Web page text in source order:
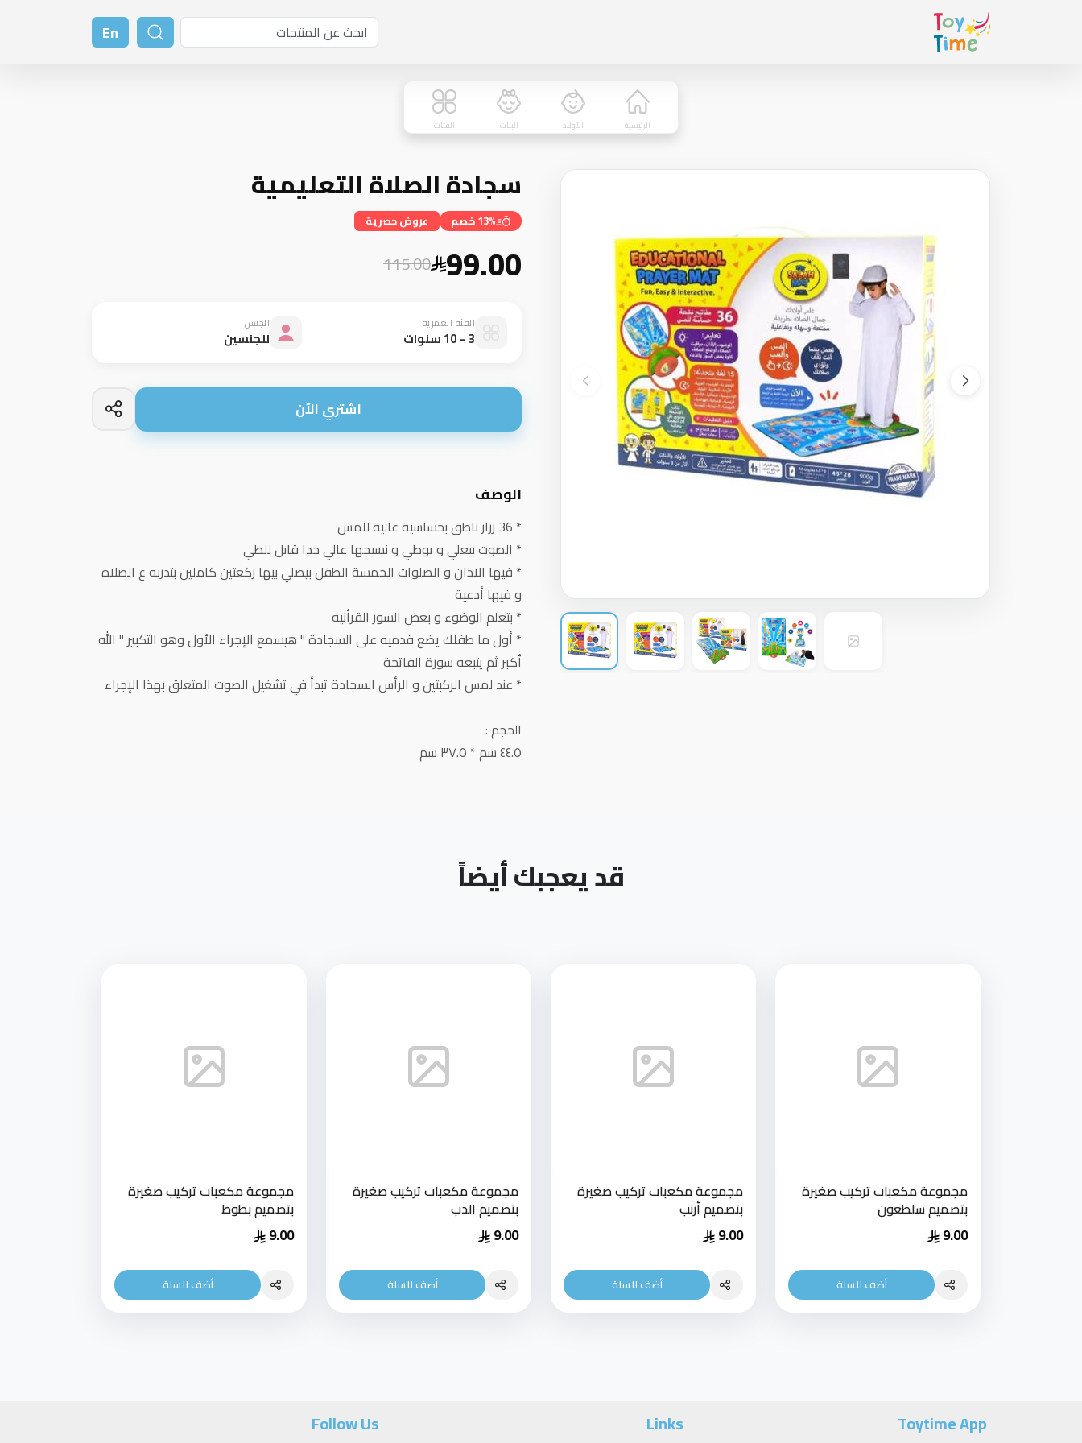
En
الرئيسية الأولاد البنات الفئات
سجادة الصلاة التعليمية
13% خصم عروض حصرية
99.00
115.00
الفئة العمرية
3 – 10 سنوات
الجنس
للجنسين
اشتري الآن
الوصف
* 36 زرار ناطق بحساسية عالية للمس
* الصوت بيعلي و يوطي و نسيجها عالي جدا قابل للطي
* فيها الاذان و الصلوات الخمسة الطفل بيصلي بيها ركعتين كاملين بتدربه ع الصلاه
و فيها أدعية
* بتعلم الوضوء و بعض السور القرأنيه
* أول ما طفلك يضع قدميه على السجادة " هيسمع الإجراء الأول وهو التكبير " الله
أكبر ثم يتبعه سورة الفاتحة
* عند لمس الركبتين و الرأس السجادة تبدأ في تشغيل الصوت المتعلق بهذا الإجراء
الحجم :
٤٤.٥ سم * ٣٧.٥ سم
قد يعجبك أيضاً
مجموعة مكعبات تركيب صغيرة
بتصميم سلطعون
9.00
أضف للسلة
مجموعة مكعبات تركيب صغيرة
بتصميم أرنب
9.00
أضف للسلة
مجموعة مكعبات تركيب صغيرة
بتصميم الدب
9.00
أضف للسلة
مجموعة مكعبات تركيب صغيرة
بتصميم بطوط
9.00
أضف للسلة
Toytime App
Links
Follow Us